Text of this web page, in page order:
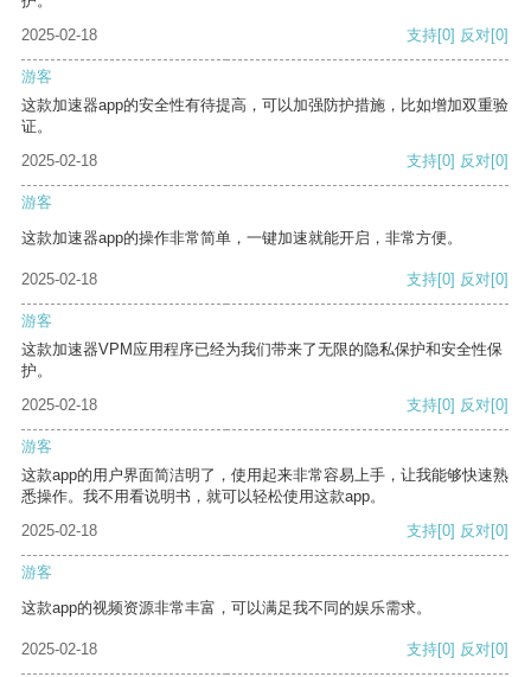
2025-02-18
支持[0] 反对[0]
游客
这款加速器app的安全性有待提高，可以加强防护措施，比如增加双重验
证。
2025-02-18
支持[0] 反对[0]
游客
这款加速器app的操作非常简单，一键加速就能开启，非常方便。
2025-02-18 支持[0] 反对[0]
游客
这款加速器VPM应用程序已经为我们带来了无限的隐私保护和安全性保
护。
2025-02-18
支持[0] 反对[0]
游客
这款app的用户界面简洁明了，使用起来非常容易上手，让我能够快速熟
悉操作。我不用看说明书，就可以轻松使用这款app。
2025-02-18
支持[0] 反对[0]
游客
这款app的视频资源非常丰富，可以满足我不同的娱乐需求。
2025-02-18 支持[0] 反对[0]